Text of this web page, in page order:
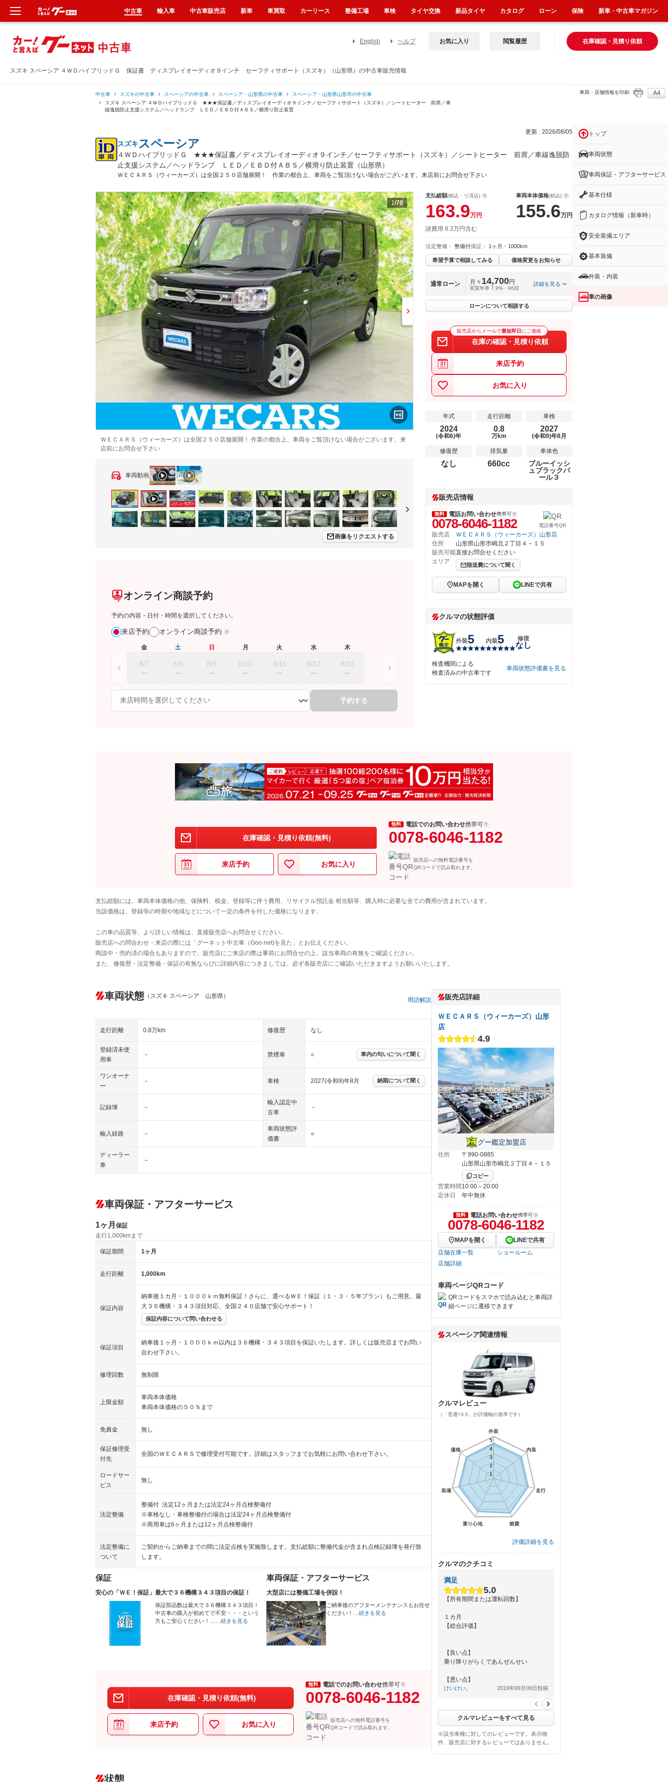
スズキ スペーシア ４ＷＤハイブリッドＧ 保証書 ディスプレイオーディオ９インチ セーフティサポート（スズキ）（山形県）の中古車販売情報
English ヘルプ 在庫確認・見積り依頼
お気に入り 閲覧履歴
中古車 スズキの中古車 スペーシアの中古車 スペーシア・山形県の中古車
スペーシア・山形県山形市の中古車
スズキ スペーシア ４ＷＤハイブリッドＧ ★★★保証書／ディスプレイオーディオ９インチ／セーフティサポート（スズキ）／シートヒーター 前席／車
線逸脱防止支援システム／ヘッドランプ ＬＥＤ／ＥＢＤ付ＡＢＳ／横滑り防止装置
車両・店舗情報を印刷 A4
更新 : 2026/08/05
スズキスペーシア
４ＷＤハイブリッドＧ ★★★保証書／ディスプレイオーディオ９インチ／セーフティサポート（スズキ）／シートヒーター 前席／車線逸脱防
止支援システム／ヘッドランプ ＬＥＤ／ＥＢＤ付ＡＢＳ／横滑り防止装置（山形県）
ＷＥＣＡＲＳ（ウィーカーズ）は全国２５０店舗展開！ 作業の都合上、車両をご覧頂けない場合がございます。来店前にお問合せ下さい
1/70
ＷＥＣＡＲＳ（ウィーカーズ）は全国２５０店舗展開！ 作業の都合上、車両をご覧頂けない場合がございます。来
店前にお問合せ下さい
車両動画
画像をリクエストする
オンライン商談予約
予約の内容・日付・時間を選択してください。
来店予約 オンライン商談予約
金
8/7
土
8/8
日
8/9
月
8/10
火
8/11
水
8/12
木
8/13
予約する
支払総額(税込・リ済込)
163.9万円
車両本体価格(税込)
155.6万円
諸費用 8.3万円含む
法定整備： 整備付保証： 1ヶ月・1000km
希望予算で相談してみる 価格変更をお知らせ
通常ローン 月々 14,700円
実質年率 7.9%・96回
詳細を見る
ローンについて相談する
販売店からメールで最短即日 にご連絡
在庫の確認・見積り依頼
来店予約
お気に入り
年式
2024
(令和6)年
走行距離
0.8
万km
車検
2027
(令和9)年8月
修復歴
なし
排気量
660cc
車体色
ブルーイッシ
ュブラックパ
ール３
販売店情報
無料 電話お問い合わせ携帯可
0078-6046-1182 電話番号QR
販売店
ＷＥＣＡＲＳ（ウィーカーズ）山形店
住所
山形県山形市嶋北２丁目４－１５
販売可能
エリア
直接お問合せください
陸送費について聞く
MAPを開く LINEで共有
クルマの状態評価
外装5 内装5 修復
なし
検査機関による
検査済みの中古車です
車両状態評価書を見る
在庫確認・見積り依頼(無料)
来店予約 お気に入り
無料 電話でのお問い合わせ携帯可
0078-6046-1182
販売店への無料電話番号を
QRコードで読み取れます。
支払総額には、車両本体価格の他、保険料、税金、登録等に伴う費用、リサイクル預託金 相当額等、購入時に必要な全ての費用が含まれています。
当該価格は、登録等の時期や地域などについて一定の条件を付した価格になります。
この車の品質等、より詳しい情報は、直接販売店へお問合せください。
販売店への問合わせ・来店の際には「グーネット中古車（Goo-net)を見た」とお伝えください。
商談中・売約済の場合もありますので、販売店にご来店の際は事前にお問合せの上、該当車両の有無をご確認ください。
また、修復歴・法定整備・保証の有無ならびに詳細内容につきましては、必ず各販売店にご確認いただきますようお願いいたします。
車両状態 （スズキ スペーシア 山形県）
用語解説
走行距離 0.8万km 修復歴 なし
登録済未使
用車
－ 禁煙車 ○ 車内の匂いについて聞く
ワンオーナ
ー
－ 車検 2027(令和9)年8月 納期について聞く
記録簿 －
輸入認定中
古車
－
輸入経路 －
車両状態評
価書
○
ディーラー
車
－
車両保証・アフターサービス
1ヶ月 保証
走行1,000kmまで
保証期間 1ヶ月
走行距離 1,000km
保証内容
納車後１カ月・１０００ｋｍ無料保証！さらに、選べるＷＥ！保証（１・３・５年プラン）もご用意。最
大３６機構・３４３項目対応、全国２４０店舗で安心サポート！
保証内容について問い合わせる
保証項目
納車後１ヶ月・１０００ｋｍ以内は３６機構・３４３項目を保証いたします。詳しくは販売店までお問い
合わせ下さい。
修理回数 無制限
上限金額
車両本体価格
車両本体価格の５０％まで
免責金 無し
保証修理受
付先
全国のＷＥＣＡＲＳで修理受付可能です。詳細はスタッフまでお気軽にお問い合わせ下さい。
ロードサー
ビス
無し
法定整備
整備付 法定12ヶ月または法定24ヶ月点検整備付
※車検なし・車検整備付の場合は法定24ヶ月点検整備付
※商用車は6ヶ月または12ヶ月点検整備付
法定整備に
ついて
ご契約からご納車までの間に法定点検を実施致します。支払総額に整備代金が含まれ点検記録簿を発行致
します。
保証
安心の「ＷＥ！保証」最大で３６機構３４３項目の保証！
保証部品数は最大で３６機構３４３項目！
中古車の購入が初めてで不安・・・という
方もご安心ください！…
…続きを見る
車両保証・アフターサービス
大型店には整備工場を併設！
ご納車後のアフターメンテナンスもお任せ
ください！
…続きを見る
在庫確認・見積り依頼(無料)
来店予約 お気に入り
無料 電話でのお問い合わせ携帯可
0078-6046-1182
販売店への無料電話番号を
QRコードで読み取れます。
状態
販売店詳細
ＷＥＣＡＲＳ（ウィーカーズ）山形
店
4.9
グー鑑定加盟店
住所
〒990-0885
山形県山形市嶋北２丁目４－１５
コピー
営業時間 10:00～20:00
定休日
年中無休
無料 電話お問い合わせ携帯可
0078-6046-1182
MAPを開く
LINEで共有
店舗在庫一覧
ショールーム
店舗詳細
車両ページQRコード
QRコードをスマホで読み込むと車両詳
細ページに遷移できます
スペーシア関連情報
クルマレビュー
（「普通=3.0」が評価軸の基準です）
外装
内装
走行
燃費
乗り心地
装備
価格
1
2
3
4
5
外装
内装
走行
燃費
乗り心地
装備
価格
1
2
3
4
5
評価詳細を見る
クルマのクチコミ
満足
5.0
【所有期間または運転回数】
１カ月
【総合評価】
【良い点】
乗り降りがらくであんぜんせい
【悪い点】
けいけい。 2019年09月09日投稿
クルマレビューをすべて見る
※該当車種に対してのレビューです。表示物
件、販売店に対するレビューではありません。
トップ
車両状態
車両保証・アフターサービス
基本仕様
カタログ情報（新車時）
安全装備エリア
基本装備
外装・内装
車の画像
中古車 輸入車 中古車販売店 新車 車買取 カーリース 整備工場 車検 タイヤ交換 新品タイヤ カタログ ローン 保険 新車・中古車マガジン
新車
中古車